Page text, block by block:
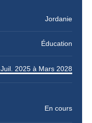
Jordanie
Éducation
Juil. 2025 à Mars 2028
En cours